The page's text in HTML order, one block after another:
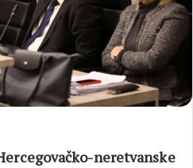
neretvanske